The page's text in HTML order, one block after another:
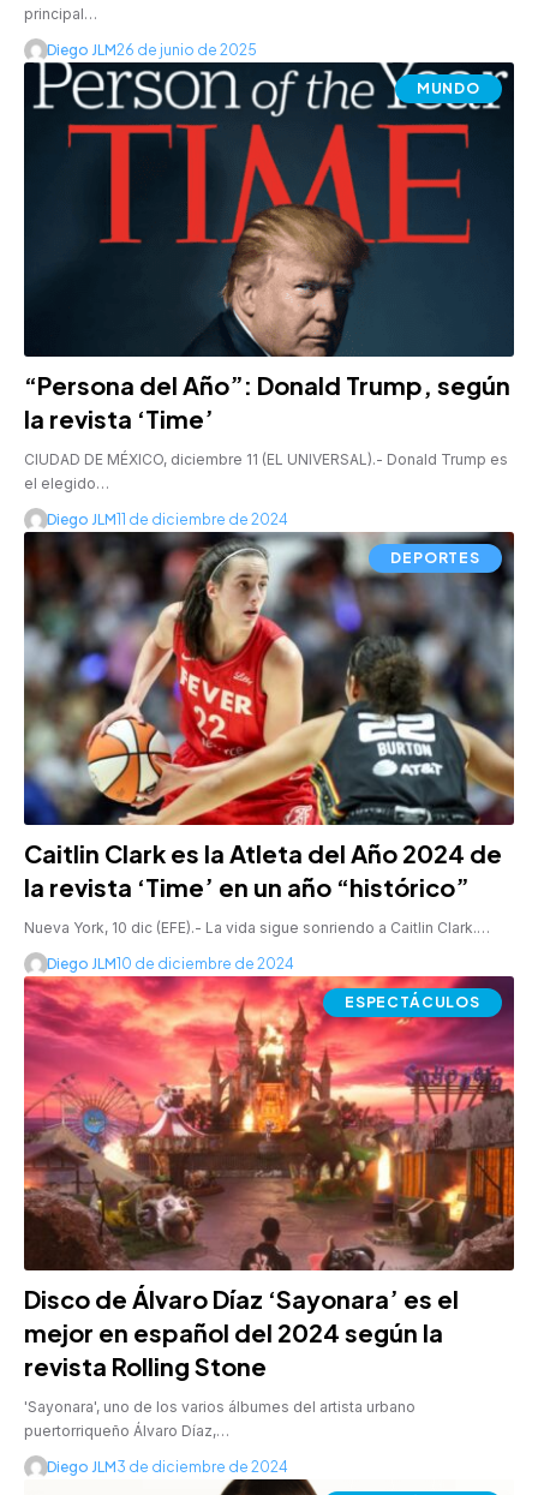
principal…
Diego JLM26 de junio de 2025
MUNDO
“Persona del Año”: Donald Trump, según
la revista ‘Time’
CIUDAD DE MÉXICO, diciembre 11 (EL UNIVERSAL).- Donald Trump es
el elegido…
Diego JLM11 de diciembre de 2024
DEPORTES
Caitlin Clark es la Atleta del Año 2024 de
la revista ‘Time’ en un año “histórico”
Nueva York, 10 dic (EFE).- La vida sigue sonriendo a Caitlin Clark.…
Diego JLM10 de diciembre de 2024
ESPECTÁCULOS
Disco de Álvaro Díaz ‘Sayonara’ es el
mejor en español del 2024 según la
revista Rolling Stone
'Sayonara', uno de los varios álbumes del artista urbano
puertorriqueño Álvaro Díaz,…
Diego JLM3 de diciembre de 2024